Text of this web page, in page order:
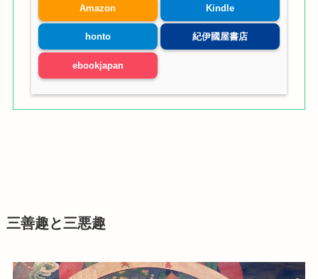
Amazon Kindle
honto 紀伊國屋書店
ebookjapan
三善趣と三悪趣